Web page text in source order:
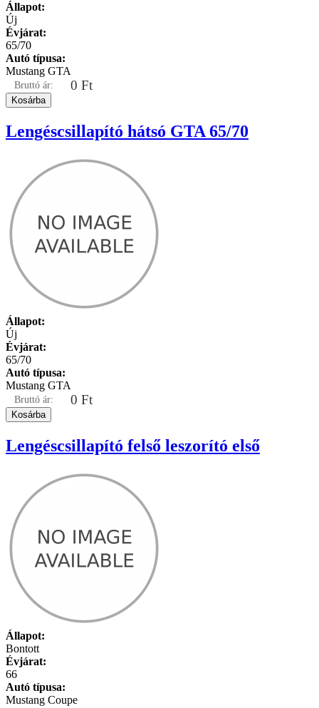
Állapot:
Új
Évjárat:
65/70
Autó típusa:
Mustang GTA
Bruttó ár: 0 Ft
Lengéscsillapító hátsó GTA 65/70
Állapot:
Új
Évjárat:
65/70
Autó típusa:
Mustang GTA
Bruttó ár: 0 Ft
Lengéscsillapító felső leszorító első
Állapot:
Bontott
Évjárat:
66
Autó típusa:
Mustang Coupe